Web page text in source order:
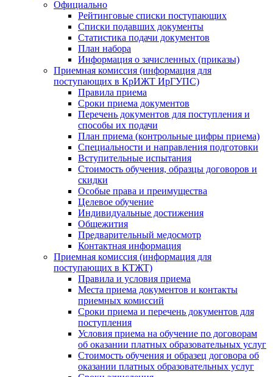
Официально
Рейтинговые списки поступающих
Списки подавших документы
Статистика подачи документов
План набора
Информация о зачисленных (приказы)
Приемная комиссия (информация для
поступающих в КрИЖТ ИрГУПС)
Правила приема
Сроки приема документов
Перечень документов для поступления и
способы их подачи
План приема (контрольные цифры приема)
Специальности и направления подготовки
Вступительные испытания
Стоимость обучения, образцы договоров и
скидки
Особые права и преимущества
Целевое обучение
Индивидуальные достижения
Общежития
Предварительный медосмотр
Контактная информация
Приемная комиссия (информация для
поступающих в КТЖТ)
Правила и условия приема
Места приема документов и контакты
приемных комиссий
Сроки приема и перечень документов для
поступления
Условия приема на обучение по договорам
об оказании платных образовательных услуг
Стоимость обучения и образец договора об
оказании платных образовательных услуг